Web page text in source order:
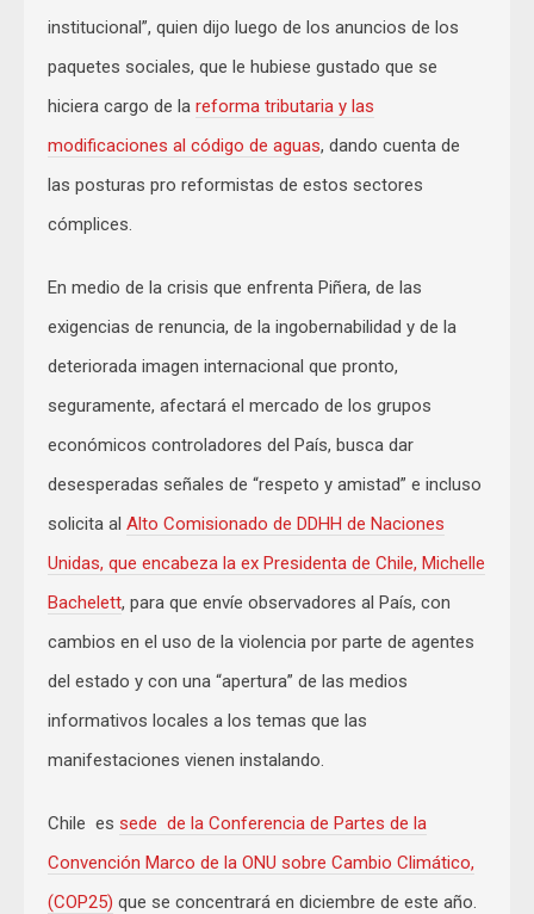
institucional”, quien dijo luego de los anuncios de los
paquetes sociales, que le hubiese gustado que se
hiciera cargo de la reforma tributaria y las
modificaciones al código de aguas, dando cuenta de
las posturas pro reformistas de estos sectores
cómplices.
En medio de la crisis que enfrenta Piñera, de las
exigencias de renuncia, de la ingobernabilidad y de la
deteriorada imagen internacional que pronto,
seguramente, afectará el mercado de los grupos
económicos controladores del País, busca dar
desesperadas señales de “respeto y amistad” e incluso
solicita al Alto Comisionado de DDHH de Naciones
Unidas, que encabeza la ex Presidenta de Chile, Michelle
Bachelett, para que envíe observadores al País, con
cambios en el uso de la violencia por parte de agentes
del estado y con una “apertura” de las medios
informativos locales a los temas que las
manifestaciones vienen instalando.
Chile es sede de la Conferencia de Partes de la
Convención Marco de la ONU sobre Cambio Climático,
(COP25) que se concentrará en diciembre de este año.